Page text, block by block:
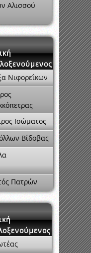
Αλισσού
Νιφορεΐκων
Ισώματος
Βίδοβας
Πατρών